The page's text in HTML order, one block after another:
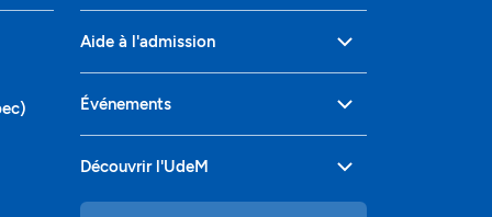
Aide à l'admission
Événements
Découvrir l'UdeM